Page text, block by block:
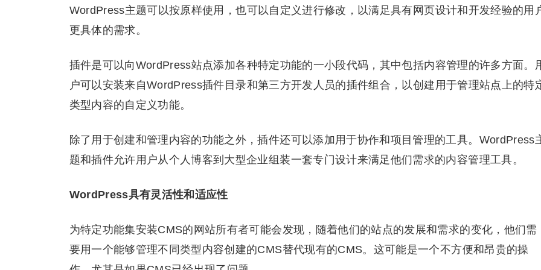
WordPress主题可以按原样使用，也可以自定义进行修改，以满足具有网页设计和开发经验的用
更具体的需求。
插件是可以向WordPress站点添加各种特定功能的一小段代码，其中包括内容管理的许多方面。
户可以安装来自WordPress插件目录和第三方开发人员的插件组合，以创建用于管理站点上的特
类型内容的自定义功能。
除了用于创建和管理内容的功能之外，插件还可以添加用于协作和项目管理的工具。WordPress
题和插件允许用户从个人博客到大型企业组装一套专门设计来满足他们需求的内容管理工具。
WordPress具有灵活性和适应性
为特定功能集安装CMS的网站所有者可能会发现，随着他们的站点的发展和需求的变化，他们需
要用一个能够管理不同类型内容创建的CMS替代现有的CMS。这可能是一个不方便和昂贵的操